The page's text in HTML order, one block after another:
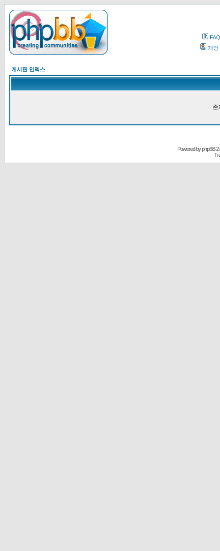
FAQ
개인
게시판 인덱스
존
Powered byphpBB